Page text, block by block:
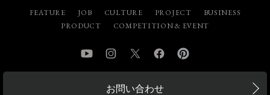
FEATURE JOB CULTURE PROJECT
BUSINESS
PRODUCT
COMPETITION & EVENT
YouTube InstagramTwitter Facebook
お問い合わせ